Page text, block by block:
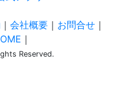
｜ 会社概要 ｜ お問合せ ｜
｜
Reserved.